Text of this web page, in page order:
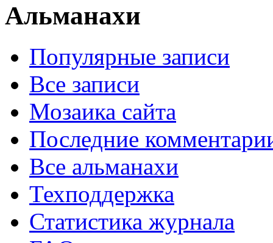
Альманахи
Популярные записи
Все записи
Мозаика сайта
Последние
Все альманахи
Техподдержка
Статистика журнала